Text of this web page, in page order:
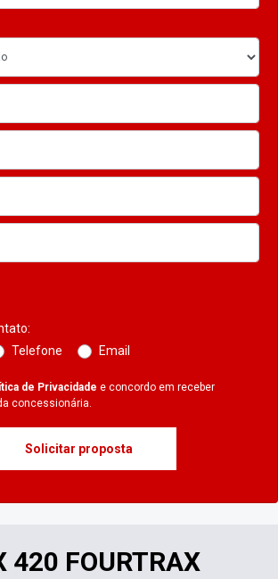
Telefone Email
de Privacidade e concordo em receber
concessionária.
Solicitar proposta
420 FOURTRAX